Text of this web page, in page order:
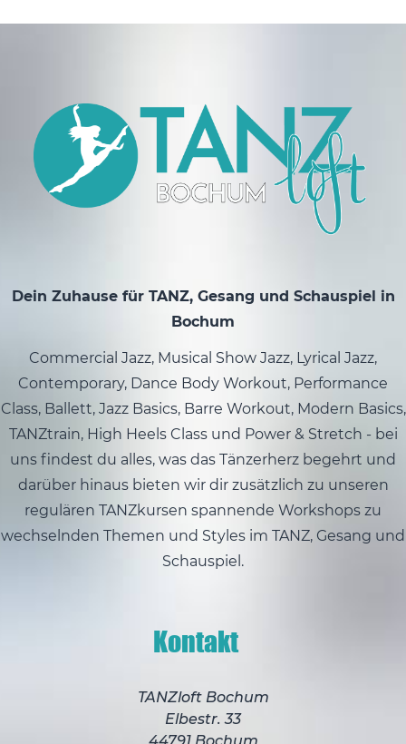
Dein Zuhause für TANZ, Gesang und Schauspiel in
Bochum
Commercial Jazz, Musical Show Jazz, Lyrical Jazz,
Contemporary, Dance Body Workout, Performance
Class, Ballett, Jazz Basics, Barre Workout, Modern Basics,
TANZtrain, High Heels Class und Power & Stretch - bei
uns findest du alles, was das Tänzerherz begehrt und
darüber hinaus bieten wir dir zusätzlich zu unseren
regulären TANZkursen spannende Workshops zu
wechselnden Themen und Styles im TANZ, Gesang und
Schauspiel.
Kontakt
TANZloft Bochum
Elbestr. 33
44791 Bochum